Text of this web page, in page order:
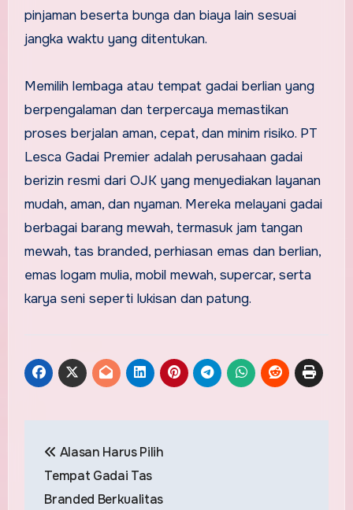
pinjaman beserta bunga dan biaya lain sesuai
jangka waktu yang ditentukan.
Memilih lembaga atau tempat gadai berlian yang
berpengalaman dan terpercaya memastikan
proses berjalan aman, cepat, dan minim risiko. PT
Lesca Gadai Premier adalah perusahaan gadai
berizin resmi dari OJK yang menyediakan layanan
mudah, aman, dan nyaman. Mereka melayani gadai
berbagai barang mewah, termasuk jam tangan
mewah, tas branded, perhiasan emas dan berlian,
emas logam mulia, mobil mewah, supercar, serta
karya seni seperti lukisan dan patung.
navigation
Alasan Harus Pilih
Tempat Gadai Tas
Branded Berkualitas